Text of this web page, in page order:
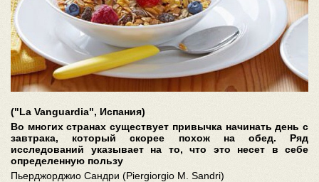
("La Vanguardia", Испания)
Во многих странах существует привычка начинать день с
завтрака, который скорее похож на обед. Ряд
исследований указывает на то, что это несет в себе
определенную пользу
Пьерджорджио Сандри (Piergiorgio M. Sandri)